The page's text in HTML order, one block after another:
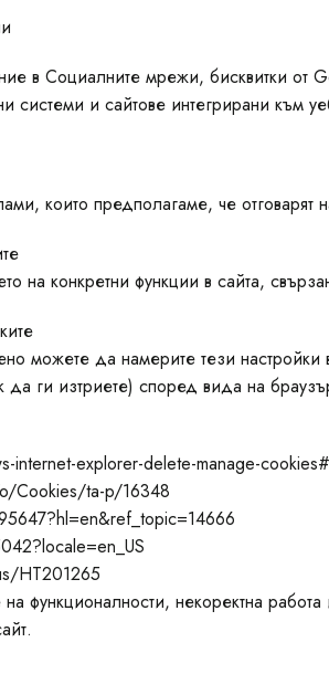
в Социалните мрежи, бисквитки от
системи и сайтове интегрирани към
които предполагаме, че отговарят
на конкретни функции в сайта,
можете да намерите тези
да ги изтриете) според вида на
explorer-delete-manage-
Cookies/ta-p/16348
HT201265
некоректна работа